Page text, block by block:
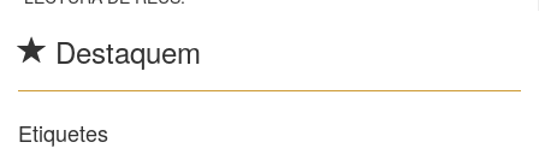
Destaquem
Etiquetes